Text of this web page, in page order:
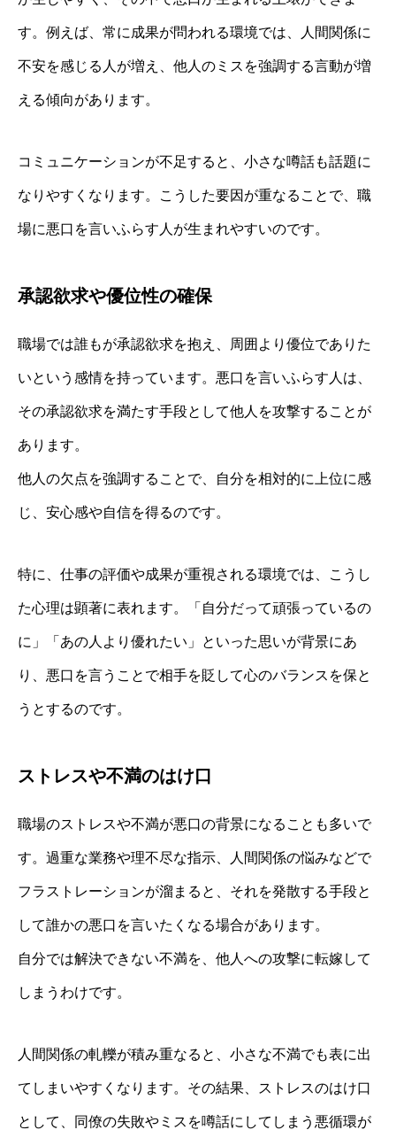
す。例えば、常に成果が問われる環境では、人間関係に
不安を感じる人が増え、他人のミスを強調する言動が増
える傾向があります。
コミュニケーションが不足すると、小さな噂話も話題に
なりやすくなります。こうした要因が重なることで、職
場に悪口を言いふらす人が生まれやすいのです。
承認欲求や優位性の確保
職場では誰もが承認欲求を抱え、周囲より優位でありた
いという感情を持っています。悪口を言いふらす人は、
その承認欲求を満たす手段として他人を攻撃することが
あります。
他人の欠点を強調することで、自分を相対的に上位に感
じ、安心感や自信を得るのです。
特に、仕事の評価や成果が重視される環境では、こうし
た心理は顕著に表れます。「自分だって頑張っているの
に」「あの人より優れたい」といった思いが背景にあ
り、悪口を言うことで相手を貶して心のバランスを保と
うとするのです。
ストレスや不満のはけ口
職場のストレスや不満が悪口の背景になることも多いで
す。過重な業務や理不尽な指示、人間関係の悩みなどで
フラストレーションが溜まると、それを発散する手段と
して誰かの悪口を言いたくなる場合があります。
自分では解決できない不満を、他人への攻撃に転嫁して
しまうわけです。
人間関係の軋轢が積み重なると、小さな不満でも表に出
てしまいやすくなります。その結果、ストレスのはけ口
として、同僚の失敗やミスを噂話にしてしまう悪循環が